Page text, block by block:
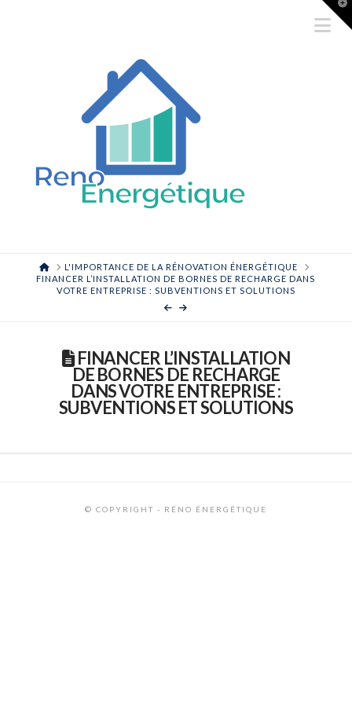
HOMEL'IMPORTANCE DE LA RÉNOVATION ÉNERGÉTIQUE
FINANCER L’INSTALLATION DE BORNES DE RECHARGE DANS
VOTRE ENTREPRISE : SUBVENTIONS ET SOLUTIONS
FINANCER L’INSTALLATION
DE BORNES DE RECHARGE
DANS VOTRE ENTREPRISE :
SUBVENTIONS ET SOLUTIONS
© COPYRIGHT - RÉNO ÉNERGÉTIQUE